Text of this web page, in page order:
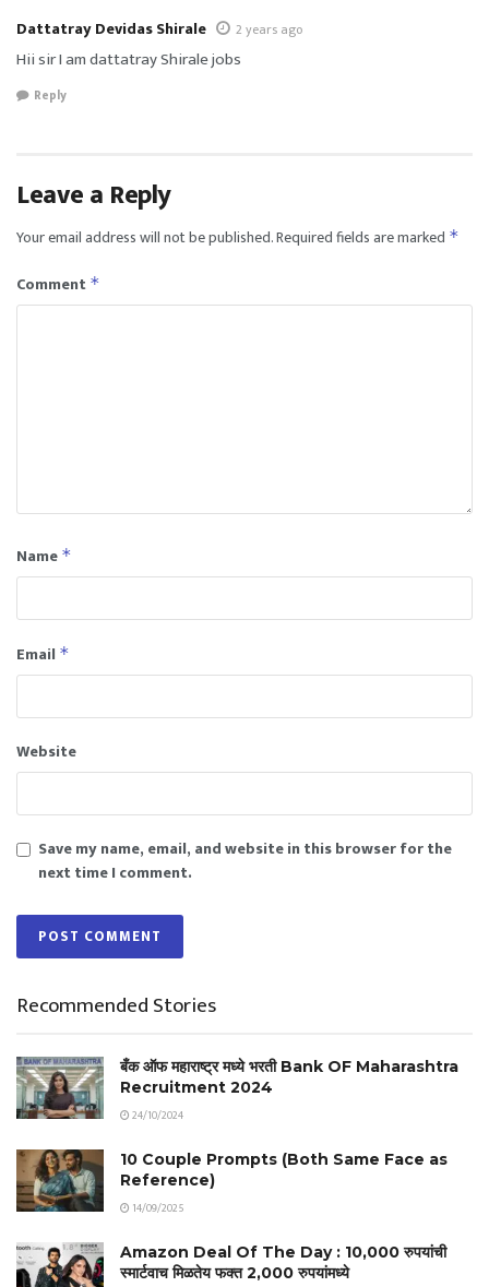
Dattatray Devidas Shirale 2 years ago
Hii sir I am dattatray Shirale jobs
Reply
Leave a Reply
Your email address will not be published.Required fields are marked *
Comment *
Name *
Email *
Website
Save my name, email, and website in this browser for the
next time I comment.
Recommended Stories
बँक ऑफ महाराष्ट्र मध्ये भरती Bank OF Maharashtra
Recruitment 2024
24/10/2024
10 Couple Prompts (Both Same Face as
Reference)
14/09/2025
Amazon Deal Of The Day : 10,000 रुपयांची
स्मार्टवाच मिळतेय फक्त 2,000 रुपयांमध्ये